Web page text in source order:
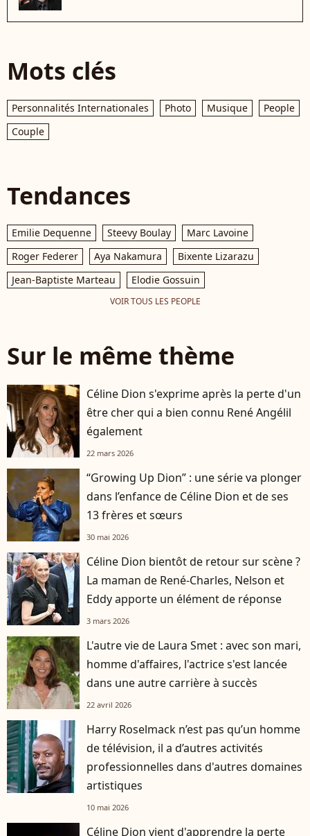
Mots clés
Personnalités Internationales Photo Musique
People
Couple
Tendances
Emilie Dequenne Steevy Boulay
Marc Lavoine
Roger Federer
Aya Nakamura
Bixente Lizarazu
Jean-Baptiste Marteau
Elodie Gossuin
VOIR TOUS LES PEOPLE
Sur le même thème
Céline Dion s'exprime après la perte d'un
être cher qui a bien connu René Angélil
également
22 mars 2026
“Growing Up Dion” : une série va plonger
dans l’enfance de Céline Dion et de ses
13 frères et sœurs
30 mai 2026
Céline Dion bientôt de retour sur scène ?
La maman de René-Charles, Nelson et
Eddy apporte un élément de réponse
3 mars 2026
L'autre vie de Laura Smet : avec son mari,
homme d'affaires, l'actrice s'est lancée
dans une autre carrière à succès
22 avril 2026
Harry Roselmack n’est pas qu’un homme
de télévision, il a d’autres activités
professionnelles dans d'autres domaines
artistiques
10 mai 2026
Céline Dion vient d'apprendre la perte